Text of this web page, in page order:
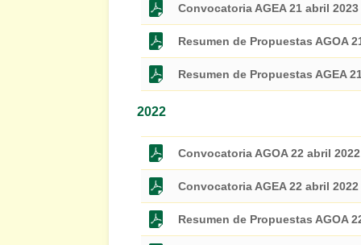
Convocatoria AGEA 21 abril 2023
Resumen de Propuestas AGOA
Resumen de Propuestas AGEA
2022
Convocatoria AGOA 22 abril 2022
Convocatoria AGEA 22 abril 2022
Resumen de Propuestas AGOA